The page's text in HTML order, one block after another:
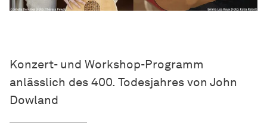
Konzert- und Workshop-Programm
anlässlich des 400. Todesjahres von John
Dowland